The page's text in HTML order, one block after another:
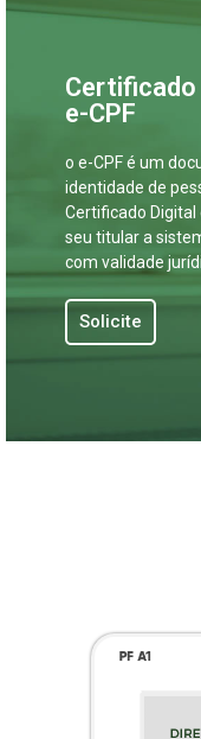
Certificado
e-CPF
o e-CPF é um
identidade de
Certificado
seu titular a
com validade
Solicite